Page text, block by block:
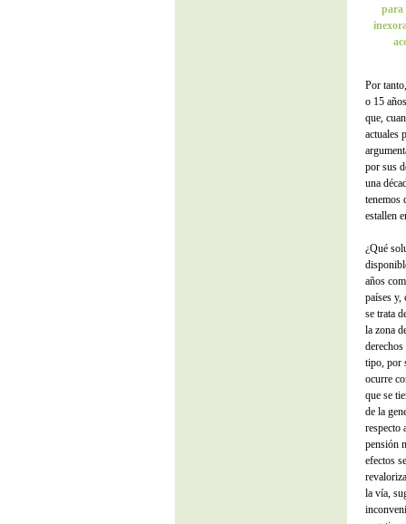
para
Por
o 15
que,
actuales
por sus
una
tenemos
estallen
¿Qué
años
países y,
se trata
la zona
tipo, por
ocurre
que se
de la
respecto
pensión
efectos
la vía,